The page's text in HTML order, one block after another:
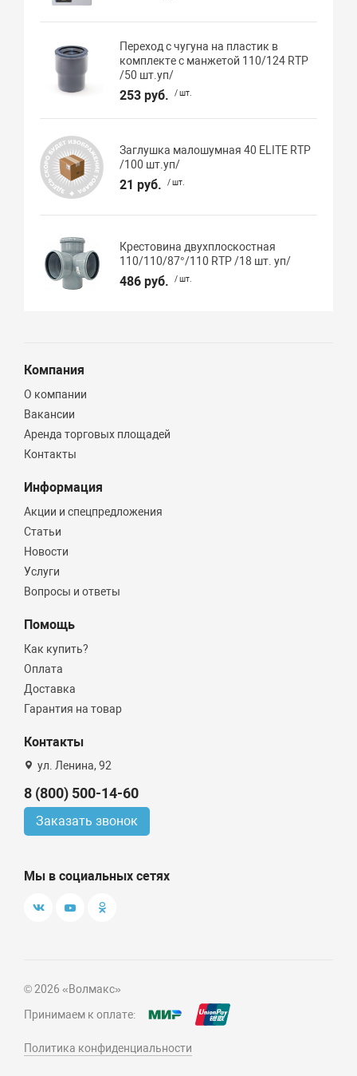
Переход с чугуна на пластик в
комплекте с манжетой 110/124 RTP
/50 шт.уп/
253 руб. / шт.
Заглушка малошумная 40 ELITE RTP
/100 шт.уп/
21 руб. / шт.
Крестовина двухплоскостная
110/110/87°/110 RTP /18 шт. уп/
486 руб. / шт.
Компания
О компании
Вакансии
Аренда торговых площадей
Контакты
Информация
Акции и спецпредложения
Статьи
Новости
Услуги
Вопросы и ответы
Помощь
Как купить?
Оплата
Доставка
Гарантия на товар
Контакты
ул. Ленина, 92
8 (800) 500-14-60
Заказать звонок
Мы в социальных сетях
© 2026 «Волмакс»
Принимаем к оплате:
Политика конфиденциальности